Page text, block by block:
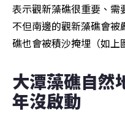
表示觀新藻礁很重要、需
不但南邊的觀新藻礁會被
礁也會被積沙掩埋（如上
大潭藻礁自然
年沒啟動